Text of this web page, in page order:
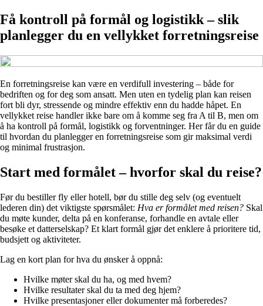
Få kontroll på formål og logistikk – slik
planlegger du en vellykket forretningsreise
En forretningsreise kan være en verdifull investering – både for
bedriften og for deg som ansatt. Men uten en tydelig plan kan reisen
fort bli dyr, stressende og mindre effektiv enn du hadde håpet. En
vellykket reise handler ikke bare om å komme seg fra A til B, men om
å ha kontroll på formål, logistikk og forventninger. Her får du en guide
til hvordan du planlegger en forretningsreise som gir maksimal verdi
og minimal frustrasjon.
Start med formålet – hvorfor skal du reise?
Før du bestiller fly eller hotell, bør du stille deg selv (og eventuelt
lederen din) det viktigste spørsmålet: Hva er formålet med reisen? Skal
du møte kunder, delta på en konferanse, forhandle en avtale eller
besøke et datterselskap? Et klart formål gjør det enklere å prioritere tid,
budsjett og aktiviteter.
Lag en kort plan for hva du ønsker å oppnå:
Hvilke møter skal du ha, og med hvem?
Hvilke resultater skal du ta med deg hjem?
Hvilke presentasjoner eller dokumenter må forberedes?